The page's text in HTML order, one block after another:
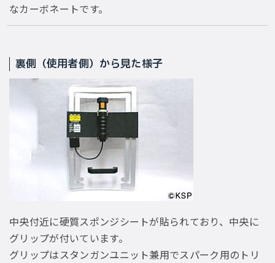
なカーボネートです。
裏側（使用者側）から見た様子
中央付近に硬質スポンジシートが貼られており、中央に
グリップが付いています。
グリップはスタンガンユニット兼用でスパーク用のトリ